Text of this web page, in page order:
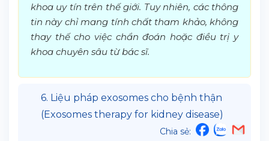
khoa uy tín trên thế giới. Tuy nhiên, các thông
tin này chỉ mang tính chất tham khảo, không
thay thế cho việc chẩn đoán hoặc điều trị y
khoa chuyên sâu từ bác sĩ.
6. Liệu pháp exosomes cho bệnh thận
(Exosomes therapy for kidney disease)
Chia sẻ: